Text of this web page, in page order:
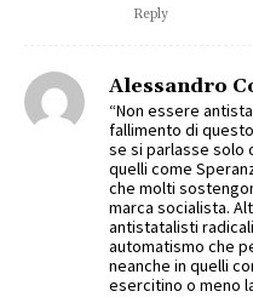
Reply
Alessandro
“Non essere
fallimento di
se si parlasse solo
quelli come
che molti
marca socialista.
antistatalisti
automatismo che
neanche in quelli
esercitino o meno